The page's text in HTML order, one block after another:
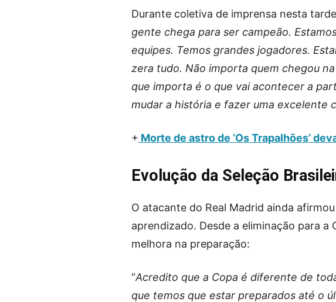
Durante coletiva de imprensa nesta
gente chega para ser campeão.
equipes. Temos grandes jogadores.
zera tudo. Não importa quem chegou
que importa é o que vai acontecer a
mudar a história e fazer uma excelente
+ Morte de astro de ‘Os Trapalhões’
Evolução da Seleção
O atacante do Real Madrid ainda
aprendizado. Desde a eliminação para
melhora na preparação:
“Acredito que a Copa é diferente de
que temos que estar preparados até o